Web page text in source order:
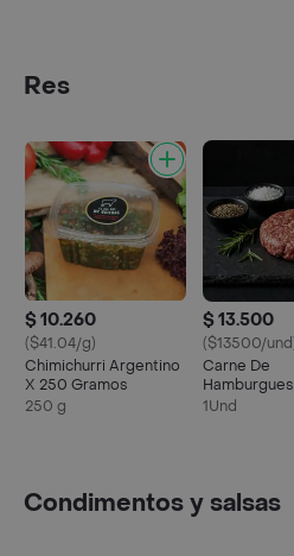
Res
$ 10.260
($41.04/g)
Chimichurri Argentino
X 250 Gramos
250 g
$ 13.500
($13500/
Carne De
Gr
1Und
Condimentos y salsas